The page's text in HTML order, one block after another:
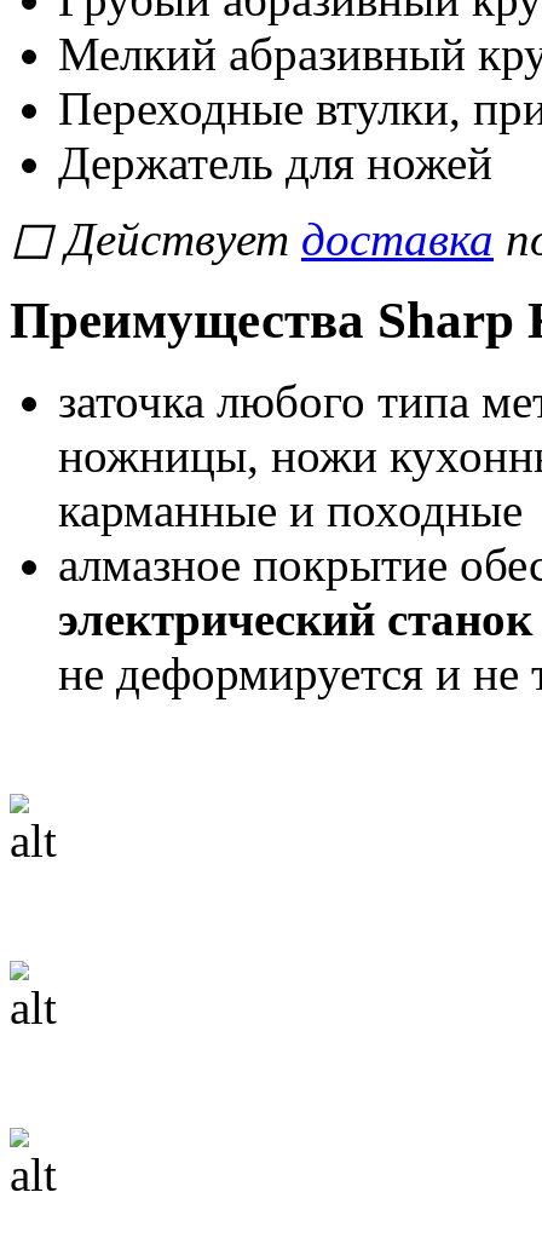
Мелкий абразивный
Переходные втулки,
Держатель для ножей
◻Действует доставка
Преимущества Sharp
заточка любого типа
ножницы, ножи
карманные и походные
алмазное покрытие
электрический
не деформируется и не